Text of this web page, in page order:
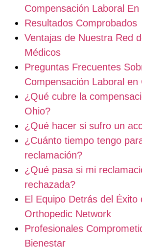
Compensación Laboral En
Resultados Comprobados
Ventajas de Nuestra Red
Médicos
Preguntas Frecuentes
Compensación Laboral en
¿Qué cubre la
Ohio?
¿Qué hacer si sufro un
¿Cuánto tiempo tengo
reclamación?
¿Qué pasa si mi
rechazada?
El Equipo Detrás del Éxito
Orthopedic Network
Profesionales
Bienestar